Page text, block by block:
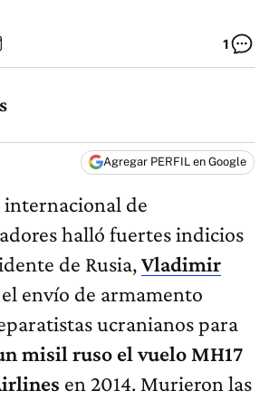
1
Agregar PERFIL en Google
de
halló fuertes indicios
de Rusia,Vladimir
envío de armamento
ucranianos para
misil ruso el vuelo MH17
en 2014. Murieron las